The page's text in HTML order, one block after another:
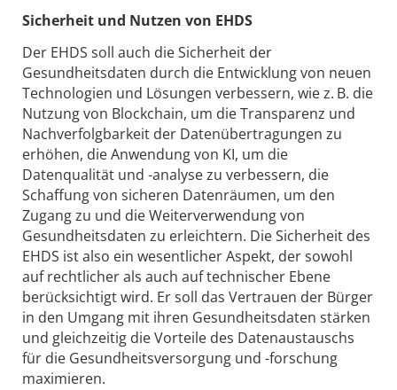
Sicherheit und Nutzen von EHDS
Der EHDS soll auch die Sicherheit der
Gesundheitsdaten durch die Entwicklung von neuen
Technologien und Lösungen verbessern, wie z. B. die
Nutzung von Blockchain, um die Transparenz und
Nachverfolgbarkeit der Datenübertragungen zu
erhöhen, die Anwendung von KI, um die
Datenqualität und -analyse zu verbessern, die
Schaffung von sicheren Datenräumen, um den
Zugang zu und die Weiterverwendung von
Gesundheitsdaten zu erleichtern. Die Sicherheit des
EHDS ist also ein wesentlicher Aspekt, der sowohl
auf rechtlicher als auch auf technischer Ebene
berücksichtigt wird. Er soll das Vertrauen der Bürger
in den Umgang mit ihren Gesundheitsdaten stärken
und gleichzeitig die Vorteile des Datenaustauschs
für die Gesundheitsversorgung und -forschung
maximieren.